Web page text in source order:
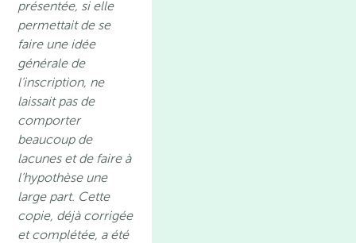
présentée, si elle
permettait de se
faire une idée
générale de
l’inscription, ne
laissait pas de
comporter
beaucoup de
lacunes et de faire à
l’hypothèse une
large part. Cette
copie, déjà corrigée
et complétée, a été